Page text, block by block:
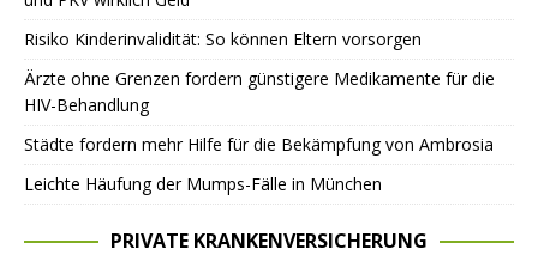
Risiko Kinderinvalidität: So können Eltern vorsorgen
Ärzte ohne Grenzen fordern günstigere Medikamente für die
HIV-Behandlung
Städte fordern mehr Hilfe für die Bekämpfung von Ambrosia
Leichte Häufung der Mumps-Fälle in München
PRIVATE KRANKENVERSICHERUNG